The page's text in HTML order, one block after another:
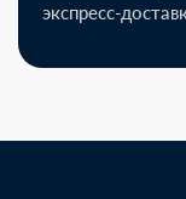
экспресс-